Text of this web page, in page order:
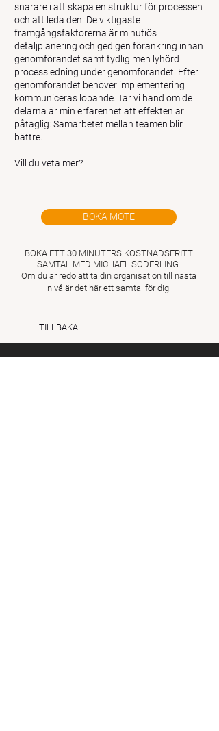
snarare i att skapa en struktur för processen
och att leda den. De viktigaste
framgångsfaktorerna är minutiös
detaljplanering och gedigen förankring innan
genomförandet samt tydlig men lyhörd
processledning under genomförandet. Efter
genomförandet behöver implementering
kommuniceras löpande. Tar vi hand om de
delarna är min erfarenhet att effekten är
påtaglig: Samarbetet mellan teamen blir
bättre.
Vill du veta mer?
BOKA MÖTE
​BOKA ETT 30 MINUTERS KOSTNADSFRITT
SAMTAL MED MICHAEL SODERLING.
Om du är redo att ta din organisation till nästa
nivå är det här ett samtal för dig.
TILLBAKA